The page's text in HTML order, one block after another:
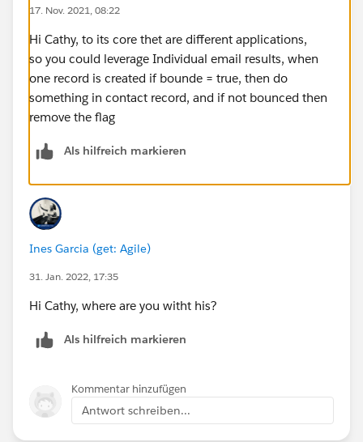
17. Nov. 2021, 08:22
Hi Cathy, to its core thet are different applications,
so you could leverage Individual email results, when
one record is created if bounde = true, then do
something in contact record, and if not bounced then
remove the flag
Als hilfreich markieren
Ines Garcia (get: Agile)
31. Jan. 2022, 17:35
Hi Cathy, where are you witht his?
Als hilfreich markieren
Kommentar hinzufügen
Antwort schreiben...